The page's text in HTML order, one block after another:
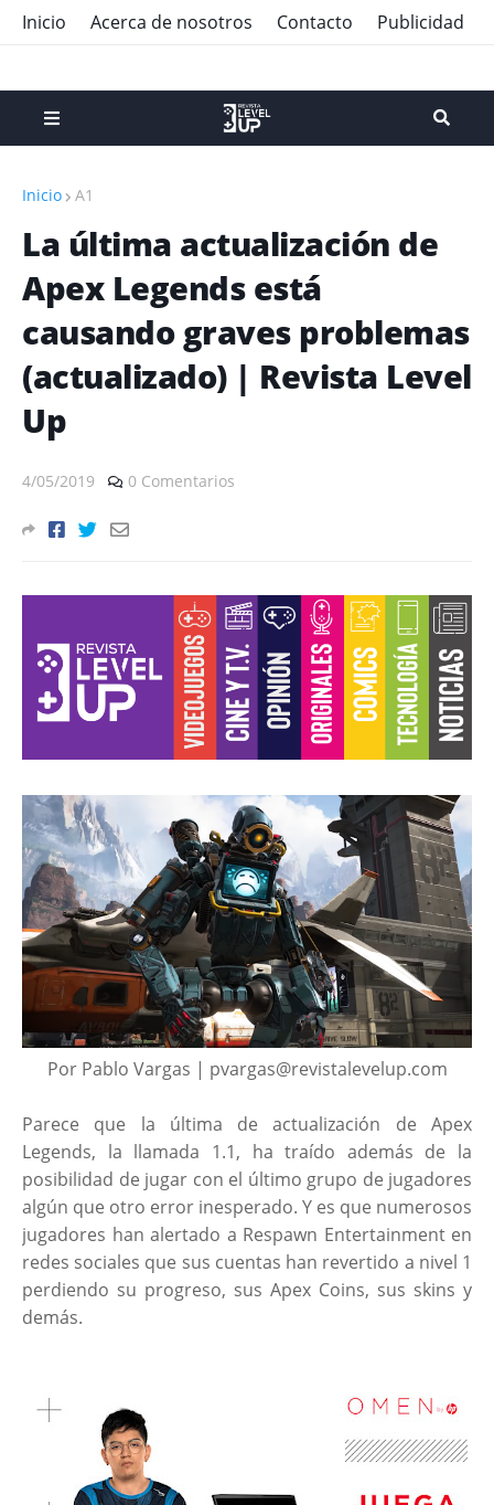
Inicio Acerca de nosotros Contacto Publicidad
Inicio A1
La última actualización de
Apex Legends está
causando graves problemas
(actualizado) | Revista Level
Up
4/05/2019 0 Comentarios
Por Pablo Vargas | pvargas@revistalevelup.com
Parece que la última de actualización de Apex
Legends, la llamada 1.1, ha traído además de la
posibilidad de jugar con el último grupo de jugadores
algún que otro error inesperado. Y es que numerosos
jugadores han alertado a Respawn Entertainment en
redes sociales que sus cuentas han revertido a nivel 1
perdiendo su progreso, sus Apex Coins, sus skins y
demás.